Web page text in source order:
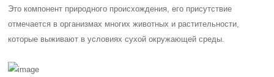
Это компонент природного происхождения, его присутствие
отмечается в организмах многих животных и растительности,
которые выживают в условиях сухой окружающей среды.